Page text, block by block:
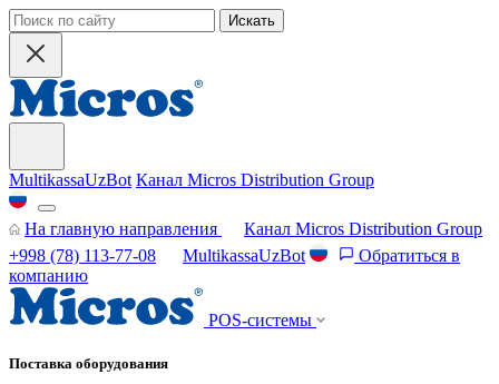
Искать
MultikassaUzBot Канал Micros Distribution Group
На главную направления
Канал Micros Distribution Group
+998 (78) 113-77-08
MultikassaUzBot
Обратиться в
компанию
POS-системы
Поставка оборудования